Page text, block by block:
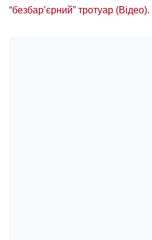
“безбар’єрний” тротуар (Відео).